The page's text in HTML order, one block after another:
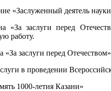
«Заслуженный деятель
«За заслуги перед
работу.
«За заслуги перед
в проведении
1000-летия Казани»